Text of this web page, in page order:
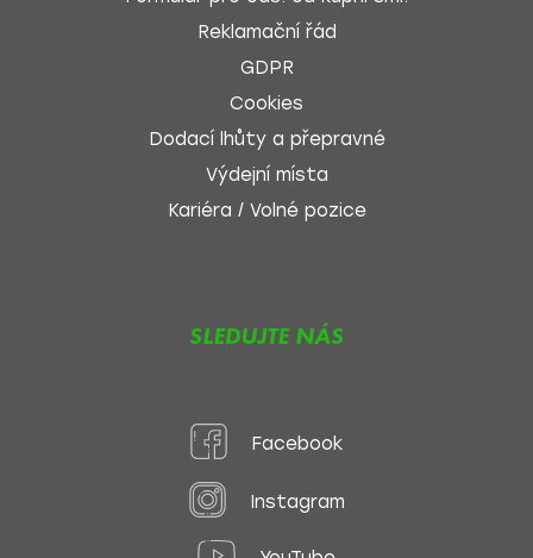
Reklamační řád
GDPR
Cookies
Dodací lhůty a přepravné
Výdejní místa
Kariéra / Volné pozice
SLEDUJTE NÁS
Facebook
Instagram